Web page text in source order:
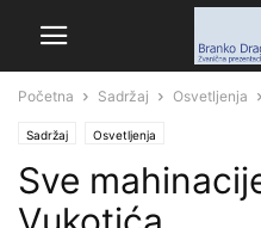
Početna Sadržaj Osvetljenja
Sadržaj Osvetljenja
Sve